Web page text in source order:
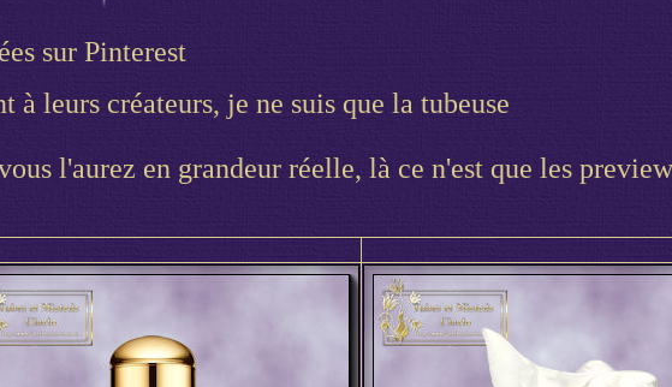
sur Pinterest
leurs créateurs, je ne suis que la tubeuse
l'aurez en grandeur réelle, là ce n'est que les